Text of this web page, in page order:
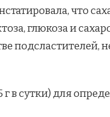
что
глюкоза и
подсластителей,
г в сутки) для